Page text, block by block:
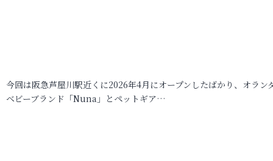
今回は阪急芦屋川駅近くに2026年4月にオープンしたばかり、オラン
ベビーブランド「Nuna」とペットギア…